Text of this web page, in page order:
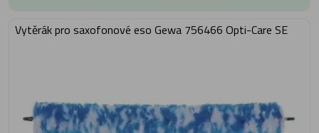
Vytěrák pro saxofonové eso Gewa 756466 Opti-Care SE